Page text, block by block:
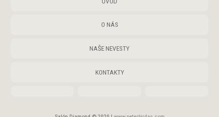
O NÁS
NAŠE NEVESTY
KONTAKTY